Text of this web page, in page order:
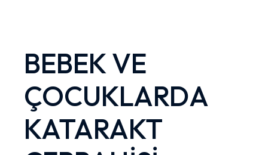
BEBEK VE
ÇOCUKLARDA
KATARAKT